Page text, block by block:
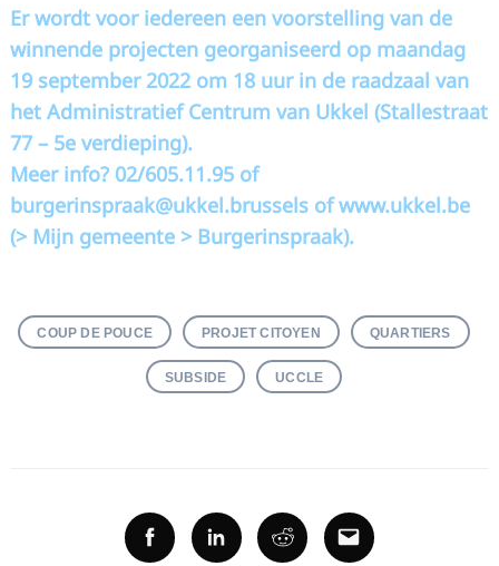
Er wordt voor iedereen een voorstelling van de
winnende projecten georganiseerd op maandag
19 september 2022 om 18 uur in de raadzaal van
het Administratief Centrum van Ukkel (Stallestraat
77 – 5e verdieping).
Meer info? 02/605.11.95 of
burgerinspraak@ukkel.brussels of www.ukkel.be
(> Mijn gemeente > Burgerinspraak).
COUP DE POUCE PROJET CITOYEN QUARTIERS
SUBSIDE UCCLE
FacebookLinkedinRedditEmail